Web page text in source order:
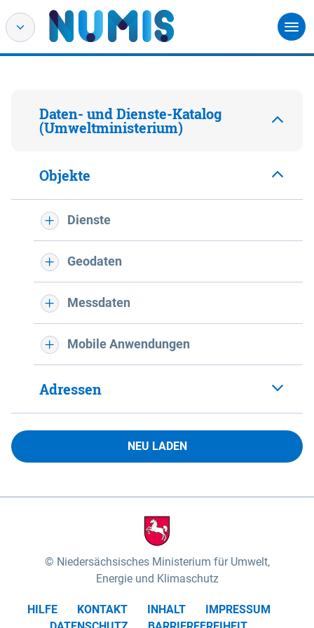
Daten- und Dienste-Katalog
(Umweltministerium)
Objekte
Dienste
Geodaten
Messdaten
Mobile Anwendungen
Adressen
NEU LADEN
Niedersächsisches Ministerium für Umwelt,
Energie und Klimaschutz
HILFE KONTAKT INHALT
IMPRESSUM